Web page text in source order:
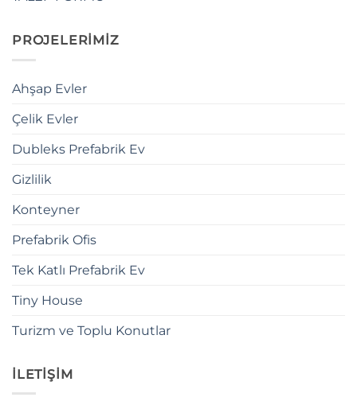
PROJELERİMİZ
Ahşap Evler
Çelik Evler
Dubleks Prefabrik Ev
Gizlilik
Konteyner
Prefabrik Ofis
Tek Katlı Prefabrik Ev
Tiny House
Turizm ve Toplu Konutlar
İLETİŞİM